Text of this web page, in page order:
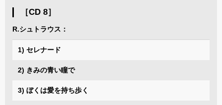
［CD 8］
R.シュトラウス：
1) セレナード
2) きみの青い瞳で
3) ぼくは愛を持ち歩く